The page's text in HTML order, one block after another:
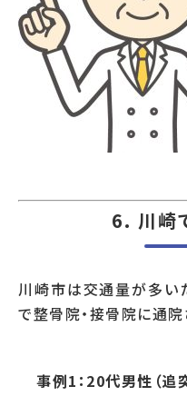
6. 川崎
川崎市は交通量が多い
で整骨院・接骨院に通院
事例1：20代男性（追